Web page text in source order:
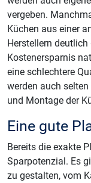
vergeben.
Küchen aus einer
Herstellern
Kostenersparnis
eine schlechtere
werden auch
und Montage der
Eine gute
Bereits die exakte
Sparpotenzial. Es
zu gestalten, vom